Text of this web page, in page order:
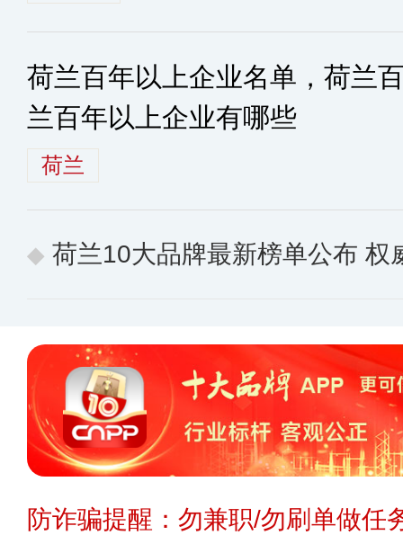
荷兰百年以上企业名单，荷兰
兰百年以上企业有哪些
荷兰
荷兰10大品牌最新榜单公布 权
防诈骗提醒：勿兼职/勿刷单做任